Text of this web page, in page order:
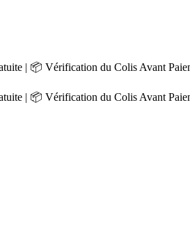
| 📦 Vérification du Colis Avant
| 📦 Vérification du Colis Avant